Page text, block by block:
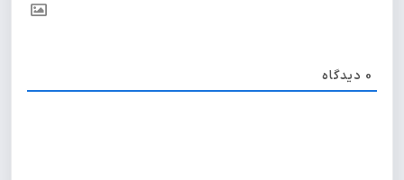
0 دیدگاه